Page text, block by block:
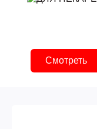
Смотреть